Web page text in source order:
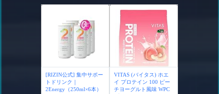
[RIZIN公式] 集中サポー
トドリンク｜
2Energy（250ml×6本）
VITAS (バイタス) ホエ
イ プロテイン 100 ピー
チヨーグルト風味 WPC